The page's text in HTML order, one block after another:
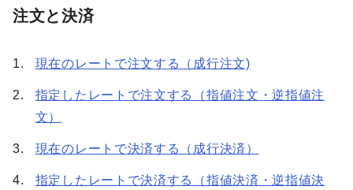
注文と決済
現在のレートで注文する（成行注文)
指定したレートで注文する（指値注文・逆指値注
文）
現在のレートで決済する（成行決済）
指定したレートで決済する（指値決済・逆指値決